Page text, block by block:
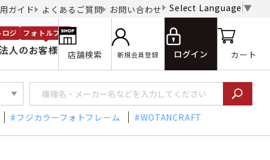
ガイド よくあるご質問 お問い合わせ Select Language ▼
人のお客様
ロジ フォトルプロ
店舗検索 新規会員登録 ログイン カート
フジカラーフォトフレーム WOTANCRAFT